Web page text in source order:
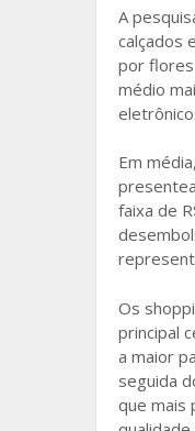
A
calçados
por flores
médio
Em
faixa de
Os
principal
a maior
seguida
que mais